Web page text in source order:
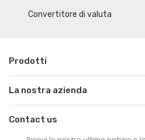
Convertitore di valuta
Prodotti
La nostra azienda
Contact us